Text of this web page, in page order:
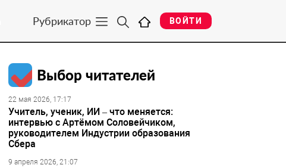
Рубрикатор ВОЙТИ
Выбор читателей
22 мая 2026, 17:17
Учитель, ученик, ИИ – что меняется:
интервью с Артёмом Соловейчиком,
руководителем Индустрии образования
Сбера
9 апреля 2026, 21:07